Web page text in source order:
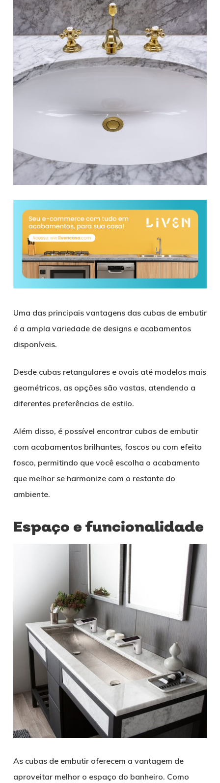
Uma das principais vantagens das cubas de embutir
é a ampla variedade de designs e acabamentos
disponíveis.
Desde cubas retangulares e ovais até modelos mais
geométricos, as opções são vastas, atendendo a
diferentes preferências de estilo.
Além disso, é possível encontrar cubas de embutir
com acabamentos brilhantes, foscos ou com efeito
fosco, permitindo que você escolha o acabamento
que melhor se harmonize com o restante do
ambiente.
Espaço e funcionalidade
As cubas de embutir oferecem a vantagem de
aproveitar melhor o espaço do banheiro. Como